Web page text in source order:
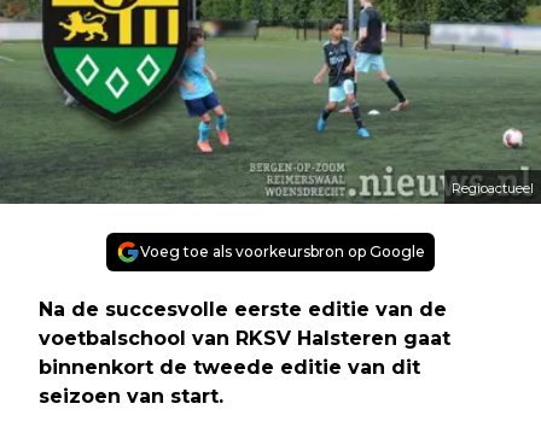
Regioactueel
Voeg toe als voorkeursbron op Google
Na de succesvolle eerste editie van de
voetbalschool van RKSV Halsteren gaat
binnenkort de tweede editie van dit
seizoen van start.